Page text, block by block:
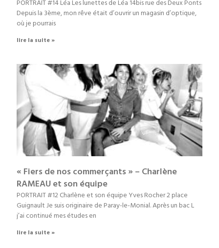
PORTRAIT #14 Léa Les lunettes de Léa 14bis rue des Deux Ponts
Depuis la 3ème, mon rêve était d’ouvrir un magasin d’optique,
où je pourrais
lire la suite »
« Fiers de nos commerçants » – Charlène
RAMEAU et son équipe
PORTRAIT #12 Charlène et son équipe Yves Rocher 2 place
Guignault Je suis originaire de Paray-le-Monial. Après un bac L
j’ai continué mes études en
lire la suite »